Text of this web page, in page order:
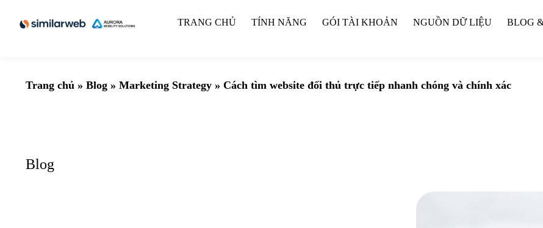
TRANG CHỦ TÍNH NĂNG GÓI TÀI KHOẢN NGUỒN DỮ LIỆU BLOG
Trang chủ » Blog » Marketing Strategy » Cách tìm website đối thủ trực tiếp nhanh chóng và chính xác
Blog